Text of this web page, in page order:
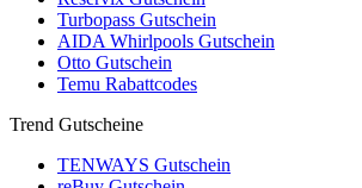
Turbopass Gutschein
AIDA Whirlpools Gutschein
Otto Gutschein
Temu Rabattcodes
Trend Gutscheine
TENWAYS Gutschein